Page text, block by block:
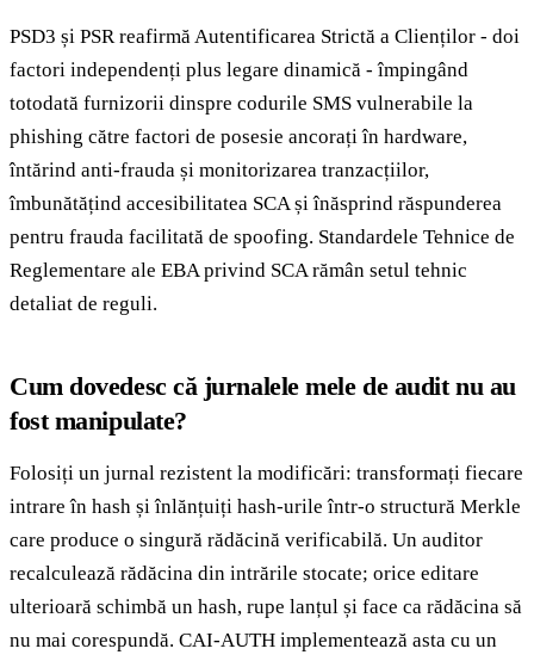
PSD3 și PSR reafirmă Autentificarea Strictă a Clienților - doi
factori independenți plus legare dinamică - împingând
totodată furnizorii dinspre codurile SMS vulnerabile la
phishing către factori de posesie ancorați în hardware,
întărind anti-frauda și monitorizarea tranzacțiilor,
îmbunătățind accesibilitatea SCA și înăsprind răspunderea
pentru frauda facilitată de spoofing. Standardele Tehnice de
Reglementare ale EBA privind SCA rămân setul tehnic
detaliat de reguli.
Cum dovedesc că jurnalele mele de audit nu au
fost manipulate?
Folosiți un jurnal rezistent la modificări: transformați fiecare
intrare în hash și înlănțuiți hash-urile într-o structură Merkle
care produce o singură rădăcină verificabilă. Un auditor
recalculează rădăcina din intrările stocate; orice editare
ulterioară schimbă un hash, rupe lanțul și face ca rădăcina să
nu mai corespundă. CAI-AUTH implementează asta cu un